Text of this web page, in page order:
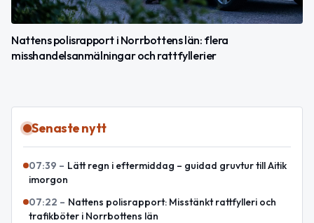
Nattens polisrapport i Norrbottens län: flera
misshandelsanmälningar och rattfyllerier
Senaste nytt
07:39 – Lätt regn i eftermiddag – guidad gruvtur till Aitik
imorgon
07:22 – Nattens polisrapport: Misstänkt rattfylleri och
trafikböter i Norrbottens län